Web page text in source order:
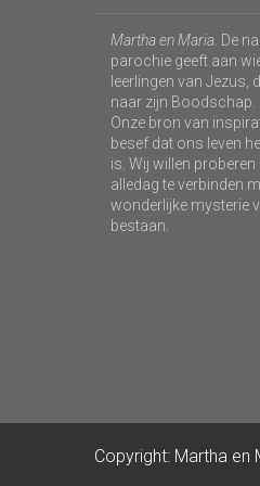
Martha en Maria . De
parochie geeft aan
leerlingen van Jezus,
naar zijn Boodschap.
Onze bron van
besef dat ons leven
is. Wij willen proberen
alledag te verbinden
wonderlijke mysterie
bestaan.
Copyright: Martha en